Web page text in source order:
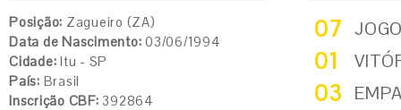
Posição: Zagueiro (ZA)
Data de Nascimento: 03/06/1994
Cidade: Itu - SP
País: Brasil
Inscrição CBF: 392864
07
01
03